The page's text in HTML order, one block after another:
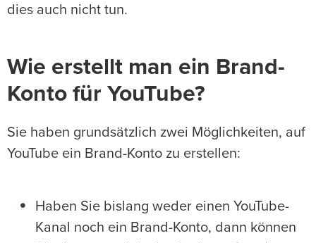
dies auch nicht tun.
Wie erstellt man ein Brand-
Konto für YouTube?
Sie haben grundsätzlich zwei Möglichkeiten, auf
YouTube ein Brand-Konto zu erstellen:
Haben Sie bislang weder einen YouTube-
Kanal noch ein Brand-Konto, dann können